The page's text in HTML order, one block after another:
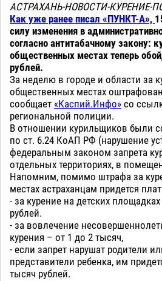
АСТРАХАНЬ-НОВОСТИ-КУРЕНИЕ-
Как уже ранее писал «ПУНКТ-А»,
силу изменения в
согласно антитабачному закону:
общественных местах теперь
рублей.
За неделю в городе и области за
общественных местах
сообщает «Каспий.Инфо» со
региональной полиции.
В отношении курильщиков были
по ст. 6.24 КоАП РФ (нарушение
федеральным законом запрета
отдельных территориях, в
Напомним, помимо штрафа за
местах астраханцам придется
- за курение на детских
рублей.
- за вовлечение
курения – от 1 до 2 тысяч,
- если запрет нарушат родители
представители ребенка, им
тысяч рублей.